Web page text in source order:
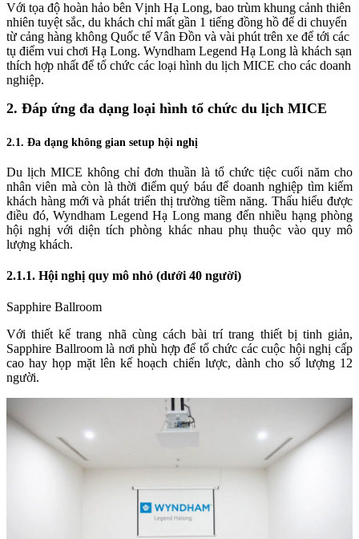
Với tọa độ hoàn hảo bên Vịnh Hạ Long, bao trùm khung cảnh thiên
nhiên tuyệt sắc, du khách chỉ mất gần 1 tiếng đồng hồ để di chuyển
từ cảng hàng không Quốc tế Vân Đồn và vài phút trên xe để tới các
tụ điểm vui chơi Hạ Long. Wyndham Legend Hạ Long là khách sạn
thích hợp nhất để tổ chức các loại hình du lịch MICE cho các doanh
nghiệp.
2. Đáp ứng đa dạng loại hình tổ chức du lịch MICE
2.1. Đa dạng không gian setup hội nghị
Du lịch MICE không chỉ đơn thuần là tổ chức tiệc cuối năm cho
nhân viên mà còn là thời điểm quý báu để doanh nghiệp tìm kiếm
khách hàng mới và phát triển thị trường tiềm năng. Thấu hiểu được
điều đó, Wyndham Legend Hạ Long mang đến nhiều hạng phòng
hội nghị với diện tích phòng khác nhau phụ thuộc vào quy mô
lượng khách.
2.1.1. Hội nghị quy mô nhỏ (dưới 40 người)
Sapphire Ballroom
Với thiết kế trang nhã cùng cách bài trí trang thiết bị tinh giản,
Sapphire Ballroom là nơi phù hợp để tổ chức các cuộc hội nghị cấp
cao hay họp mặt lên kế hoạch chiến lược, dành cho số lượng 12
người.